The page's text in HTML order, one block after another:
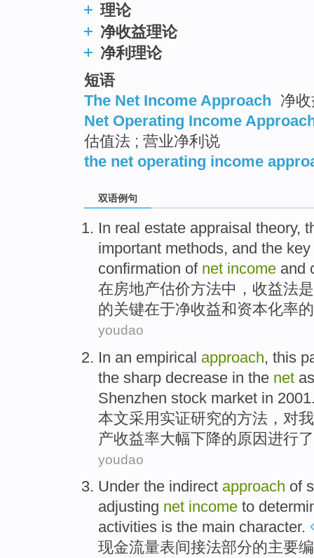
理论
净收益理论
净利理论
短语
The Net Income Approach 净
Net Operating Income
估值法 ; 营业净利说
the net operating income
双语例句
In real estate appraisal theory,
important methods, and the key
confirmation of net income and
在房地产估价方法中， 收益法是
的关键在于净收益和资本化率的
youdao
In an empirical approach, this
the sharp decrease in the net
Shenzhen stock market in
本文采用 实证研究的方法 ，对
产收益率大幅下降的 原因进行了
youdao
Under the indirect approach of
adjusting net income to
activities is the main character.
现金流量表间接法部分的主要